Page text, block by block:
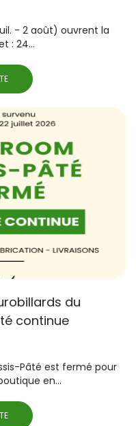
- 2 août) ouvrent la
: 24...
du
continue
Pâté est fermé pour
en...